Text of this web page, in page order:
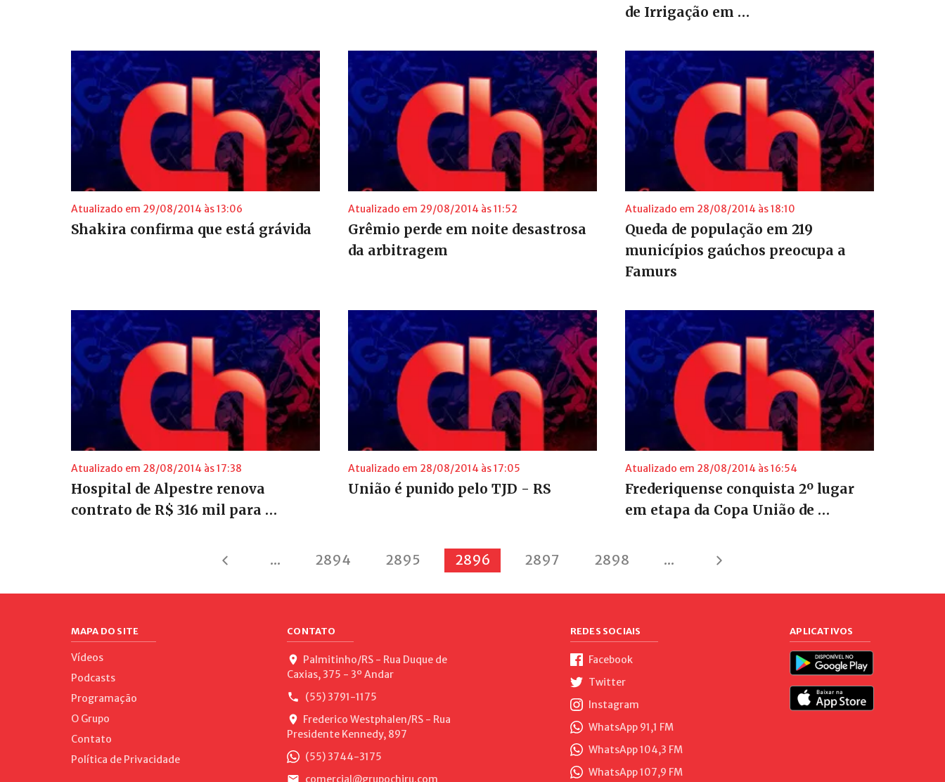
de Irrigação em …
Atualizado em 29/08/2014 às 13:06
Shakira confirma que está grávida
Atualizado em 29/08/2014 às 11:52
Grêmio perde em noite desastrosa
da arbitragem
Atualizado em 28/08/2014 às 18:10
Queda de população em 219
municípios gaúchos preocupa a
Famurs
Atualizado em 28/08/2014 às 17:38
Hospital de Alpestre renova
contrato de R$ 316 mil para …
Atualizado em 28/08/2014 às 17:05
União é punido pelo TJD - RS
Atualizado em 28/08/2014 às 16:54
Frederiquense conquista 2º lugar
em etapa da Copa União de …
... 2894 2895 2896 2897 2898 ...
MAPA DO SITE
Vídeos
Podcasts
Programação
O Grupo
Contato
Política de Privacidade
CONTATO
Palmitinho/RS - Rua Duque de
Caxias, 375 - 3º Andar
(55) 3791-1175
Frederico Westphalen/RS - Rua
Presidente Kennedy, 897
(55) 3744-3175
comercial@grupochiru.com
REDES SOCIAIS
Facebook
Twitter
Instagram
WhatsApp 91,1 FM
WhatsApp 104,3 FM
WhatsApp 107,9 FM
APLICATIVOS